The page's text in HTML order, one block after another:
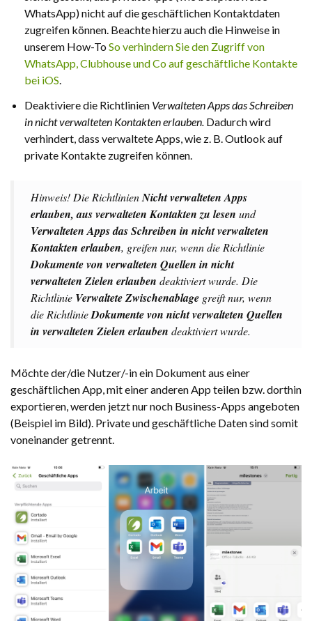
WhatsApp) nicht auf die geschäftlichen Kontaktdaten
zugreifen können. Beachte hierzu auch die Hinweise in
unserem How-ToSo verhindern Sie den Zugriff von
WhatsApp, Clubhouse und Co auf geschäftliche Kontakte
bei iOS.
Deaktiviere die Richtlinien Verwalteten Apps das Schreiben
in nicht verwalteten Kontakten erlauben. Dadurch wird
verhindert, dass verwaltete Apps, wie z. B. Outlook auf
private Kontakte zugreifen können.
Hinweis! Die RichtlinienNicht verwalteten Apps
erlauben, aus verwalteten Kontakten zu lesen und
Verwalteten Apps das Schreiben in nicht verwalteten
Kontakten erlauben, greifen nur, wenn die Richtlinie
Dokumente von verwalteten Quellen in nicht
verwalteten Zielen erlauben deaktiviert wurde. Die
Richtlinie Verwaltete Zwischenablage greift nur, wenn
die RichtlinieDokumente von nicht verwalteten Quellen
in verwalteten Zielen erlauben deaktiviert wurde.
Möchte der/die Nutzer/-in ein Dokument aus einer
geschäftlichen App, mit einer anderen App teilen bzw. dorthin
exportieren, werden jetzt nur noch Business-Apps angeboten
(Beispiel im Bild). Private und geschäftliche Daten sind somit
voneinander getrennt.